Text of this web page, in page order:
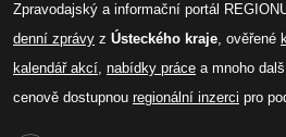
Zpravodajský a informační portál
denní zprávy z Ústeckého kraje, ověřené
kalendář akcí, nabídky práce a mnoho
cenově dostupnou regionální inzerci pro